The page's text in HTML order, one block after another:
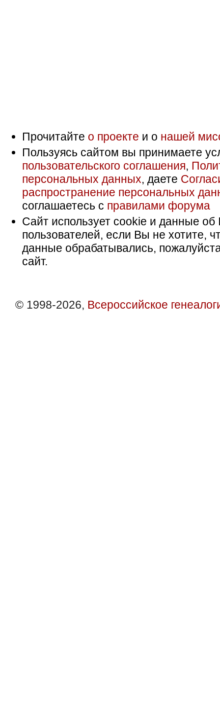
Прочитайте о проекте и о нашей
Пользуясь сайтом вы принимаете
пользовательского соглашения,
персональных данных, даете
распространение персональных
соглашаетесь с правилами форума
Сайт использует cookie и данные об
пользователей, если Вы не хотите,
данные обрабатывались,
сайт.
© 1998-2026, Всероссийское